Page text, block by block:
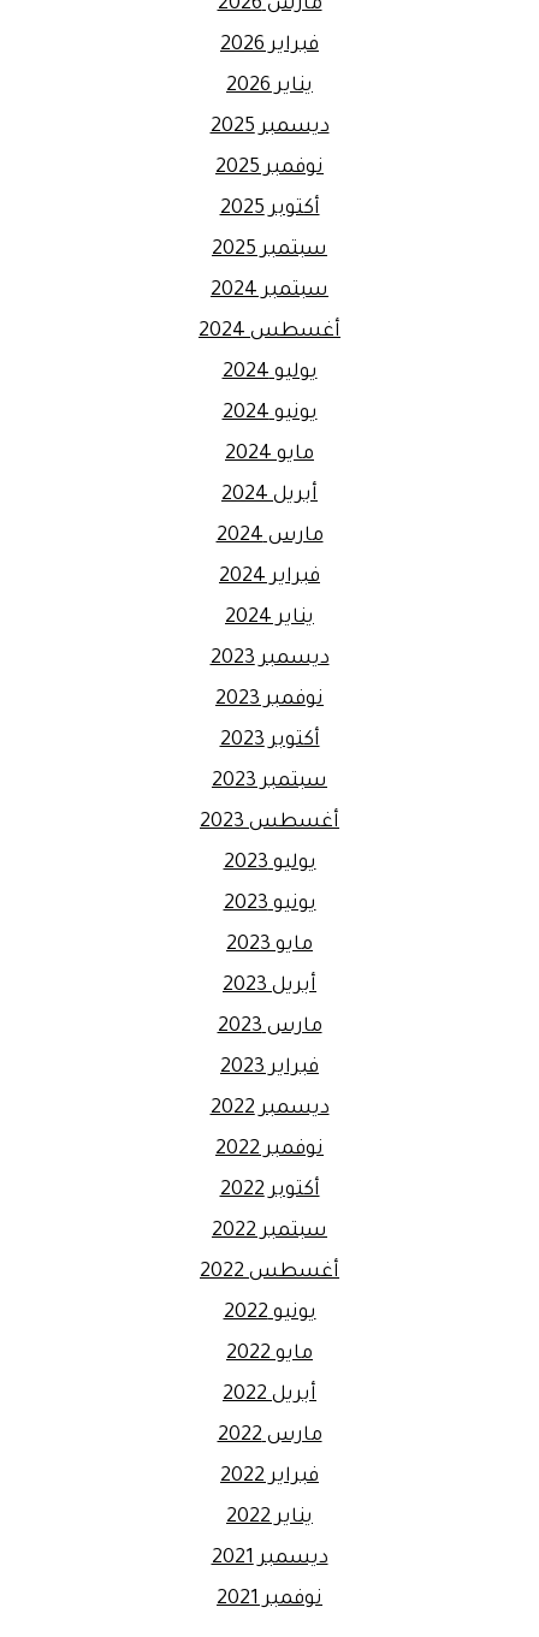
مارس 2026
فبراير 2026
يناير 2026
ديسمبر 2025
نوفمبر 2025
أكتوبر 2025
سبتمبر 2025
سبتمبر 2024
أغسطس 2024
يوليو 2024
يونيو 2024
مايو 2024
أبريل 2024
مارس 2024
فبراير 2024
يناير 2024
ديسمبر 2023
نوفمبر 2023
أكتوبر 2023
سبتمبر 2023
أغسطس 2023
يوليو 2023
يونيو 2023
مايو 2023
أبريل 2023
مارس 2023
فبراير 2023
ديسمبر 2022
نوفمبر 2022
أكتوبر 2022
سبتمبر 2022
أغسطس 2022
يونيو 2022
مايو 2022
أبريل 2022
مارس 2022
فبراير 2022
يناير 2022
ديسمبر 2021
نوفمبر 2021